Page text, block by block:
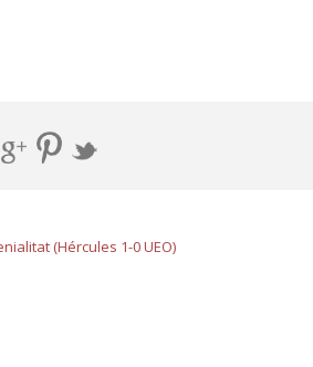
(Hércules 1-0 UEO)